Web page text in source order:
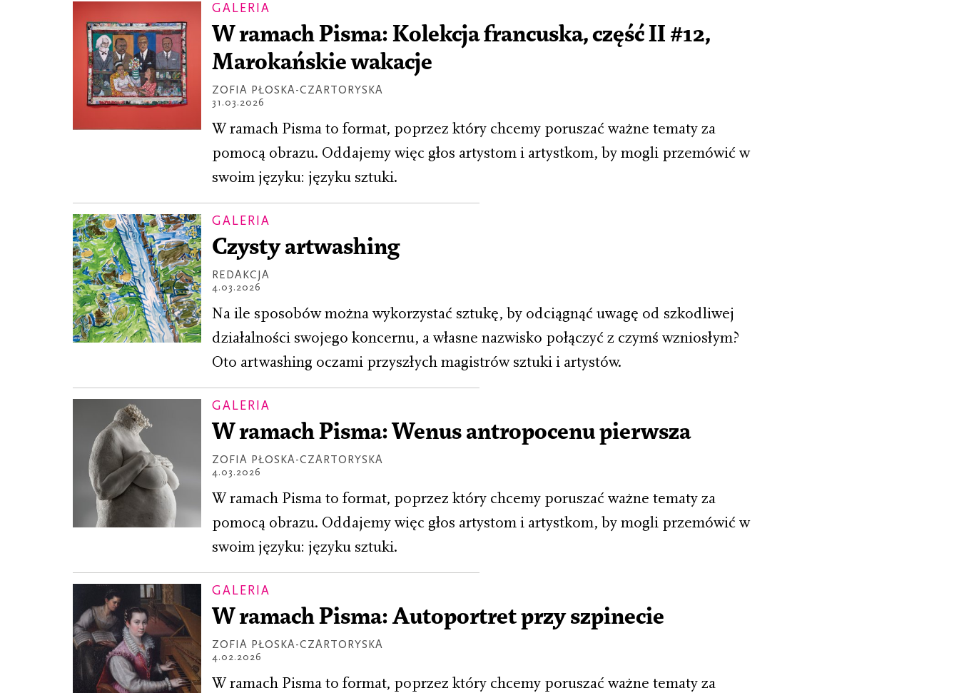
GALERIA
W ramach Pisma: Kolekcja francuska, część II #12,
Marokańskie wakacje
ZOFIA PŁOSKA-CZARTORYSKA
31.03.2026
W ramach Pisma to format, poprzez który chcemy poruszać ważne tematy za
pomocą obrazu. Oddajemy więc głos artystom i artystkom, by mogli przemówić w
swoim języku: języku sztuki.
GALERIA
Czysty artwashing
REDAKCJA
4.03.2026
Na ile sposobów można wykorzystać sztukę, by odciągnąć uwagę od szkodliwej
działalności swojego koncernu, a własne nazwisko połączyć z czymś wzniosłym?
Oto artwashing oczami przyszłych magistrów sztuki i artystów.
GALERIA
W ramach Pisma: Wenus antropocenu pierwsza
ZOFIA PŁOSKA-CZARTORYSKA
4.03.2026
W ramach Pisma to format, poprzez który chcemy poruszać ważne tematy za
pomocą obrazu. Oddajemy więc głos artystom i artystkom, by mogli przemówić w
swoim języku: języku sztuki.
GALERIA
W ramach Pisma: Autoportret przy szpinecie
ZOFIA PŁOSKA-CZARTORYSKA
4.02.2026
W ramach Pisma to format, poprzez który chcemy poruszać ważne tematy za